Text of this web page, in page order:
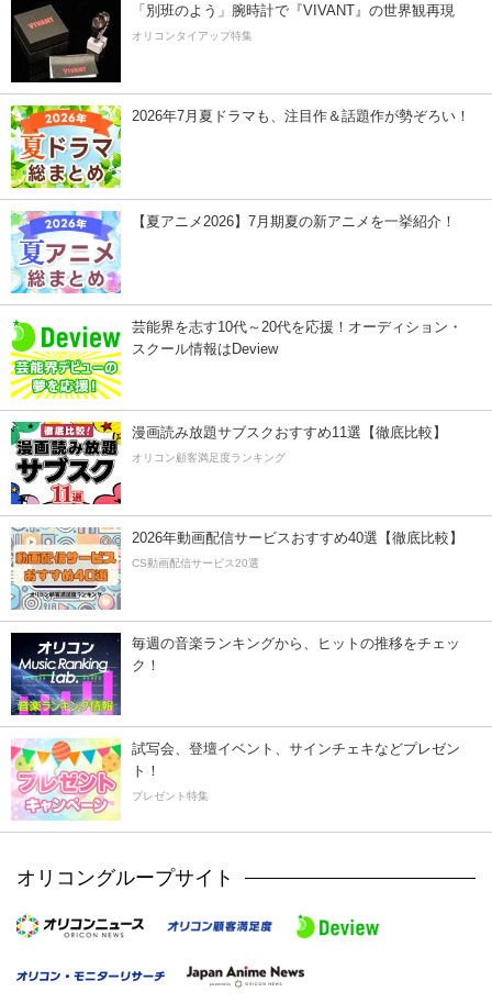
「別班のよう」腕時計で『VIVANT』の世界観再現
オリコンタイアップ特集
2026年7月夏ドラマも、注目作＆話題作が勢ぞろい！
【夏アニメ2026】7月期夏の新アニメを一挙紹介！
芸能界を志す10代～20代を応援！オーディション・
スクール情報はDeview
漫画読み放題サブスクおすすめ11選【徹底比較】
オリコン顧客満足度ランキング
2026年動画配信サービスおすすめ40選【徹底比較】
CS動画配信サービス20選
毎週の音楽ランキングから、ヒットの推移をチェッ
ク！
試写会、登壇イベント、サインチェキなどプレゼン
ト！
プレゼント特集
オリコングループサイト